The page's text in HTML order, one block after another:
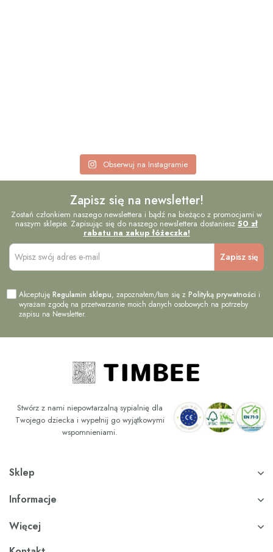
Obserwuj na Instagramie
Zapisz się na newsletter!
Zostań członkiem naszego newslettera i bądź na bieżąco z promocjami w
naszym sklepie. Zapisując się do naszego newslettera dostaniesz 50 zł
rabatu na zakup łóżeczka!
AkceptujęRegulamin sklepu, zapoznałem/łam się zPolityką prywatności i
wyrażam zgodę na przetwarzanie moich danych osobowych na potrzeby
zapisu na Newsletter.
Stwórz z nami niepowtarzalną sypialnię dla
Twojego dziecka i wypełnij go wyjątkowymi
wspomnieniami.
Sklep
Informacje
Więcej